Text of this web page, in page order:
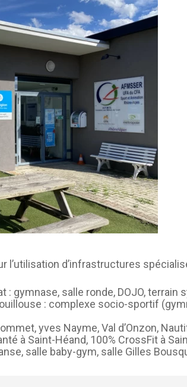
CAEPMNS –
quinquennal des
Nageurs
Autres formations
l’utilisation d’infrastructures
gymnase, salle ronde, DOJO, terrain
: complexe socio-sportif
yves Nayme, Val d’Onzon,
à Saint-Héand, 100% CrossFit à
salle baby-gym, salle Gilles